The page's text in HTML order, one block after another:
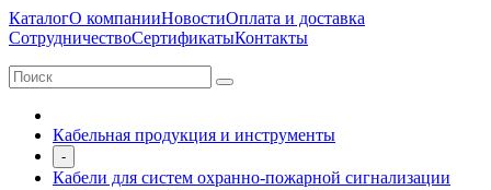
КаталогО компанииНовостиОплата и доставка
СотрудничествоСертификатыКонтакты
Кабельная продукция и инструменты
-
Кабели для систем охранно-пожарной сигнализации